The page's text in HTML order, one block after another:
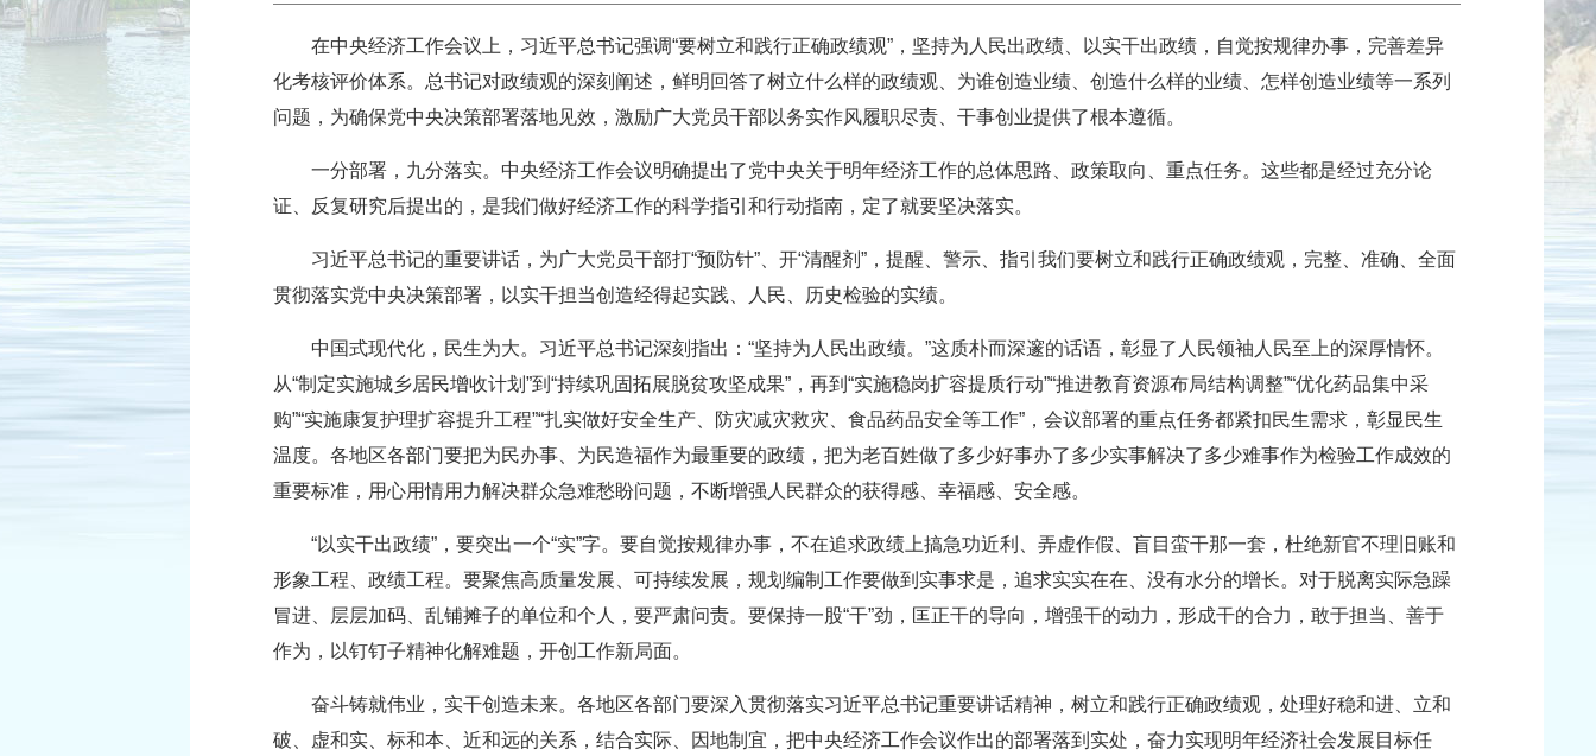
在中央经济工作会议上，习近平总书记强调“要树立和践行正确政绩观”，坚持为人民出政绩、以实干出政绩，自觉按规律办事，完善差异
化考核评价体系。总书记对政绩观的深刻阐述，鲜明回答了树立什么样的政绩观、为谁创造业绩、创造什么样的业绩、怎样创造业绩等一系列
问题，为确保党中央决策部署落地见效，激励广大党员干部以务实作风履职尽责、干事创业提供了根本遵循。
一分部署，九分落实。中央经济工作会议明确提出了党中央关于明年经济工作的总体思路、政策取向、重点任务。这些都是经过充分论
证、反复研究后提出的，是我们做好经济工作的科学指引和行动指南，定了就要坚决落实。
习近平总书记的重要讲话，为广大党员干部打“预防针”、开“清醒剂”，提醒、警示、指引我们要树立和践行正确政绩观，完整、准确、全面
贯彻落实党中央决策部署，以实干担当创造经得起实践、人民、历史检验的实绩。
中国式现代化，民生为大。习近平总书记深刻指出：“坚持为人民出政绩。”这质朴而深邃的话语，彰显了人民领袖人民至上的深厚情怀。
从“制定实施城乡居民增收计划”到“持续巩固拓展脱贫攻坚成果”，再到“实施稳岗扩容提质行动”“推进教育资源布局结构调整”“优化药品集中采
购”“实施康复护理扩容提升工程”“扎实做好安全生产、防灾减灾救灾、食品药品安全等工作”，会议部署的重点任务都紧扣民生需求，彰显民生
温度。各地区各部门要把为民办事、为民造福作为最重要的政绩，把为老百姓做了多少好事办了多少实事解决了多少难事作为检验工作成效的
重要标准，用心用情用力解决群众急难愁盼问题，不断增强人民群众的获得感、幸福感、安全感。
“以实干出政绩”，要突出一个“实”字。要自觉按规律办事，不在追求政绩上搞急功近利、弄虚作假、盲目蛮干那一套，杜绝新官不理旧账和
形象工程、政绩工程。要聚焦高质量发展、可持续发展，规划编制工作要做到实事求是，追求实实在在、没有水分的增长。对于脱离实际急躁
冒进、层层加码、乱铺摊子的单位和个人，要严肃问责。要保持一股“干”劲，匡正干的导向，增强干的动力，形成干的合力，敢于担当、善于
作为，以钉钉子精神化解难题，开创工作新局面。
奋斗铸就伟业，实干创造未来。各地区各部门要深入贯彻落实习近平总书记重要讲话精神，树立和践行正确政绩观，处理好稳和进、立和
破、虚和实、标和本、近和远的关系，结合实际、因地制宜，把中央经济工作会议作出的部署落到实处，奋力实现明年经济社会发展目标任